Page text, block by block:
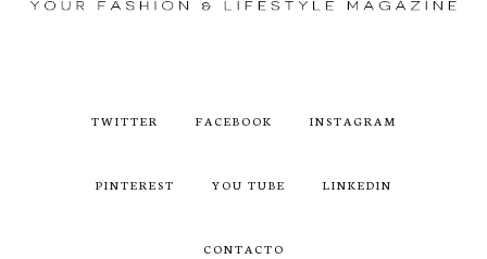
TWITTER FACEBOOK INSTAGRAM
PINTEREST YOU TUBE LINKEDIN
CONTACTO